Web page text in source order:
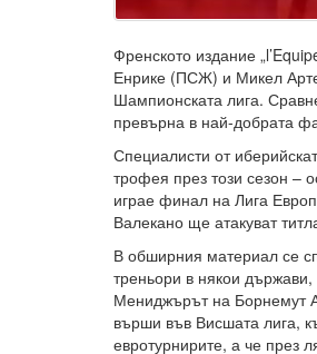
Френското издание
Енрике (ПСЖ) и Микел
Шампионската лига.
превърна в най-добрата
Специалисти от
трофея през този сезон –
играе финал на Лига
Валекано ще атакуват
В обширния материал се
треньори в някои
Мениджърът на Борнемут
върши във Висшата лига,
евротурнирите, а че през